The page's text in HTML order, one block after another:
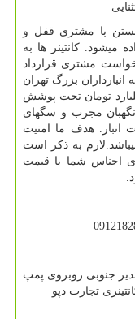
بستن با مشتری قفل و
کانتینر ها به
مشتری قرارداد
انبارداران بزرگ تهران
تومان تحت پوشش
نگهبان مجرب و سگهای
انبار. هدف ما امنیت
به ذکر است
اجناس شما با قیمت
جنوبی روبروی پمپ
تجارت دپو